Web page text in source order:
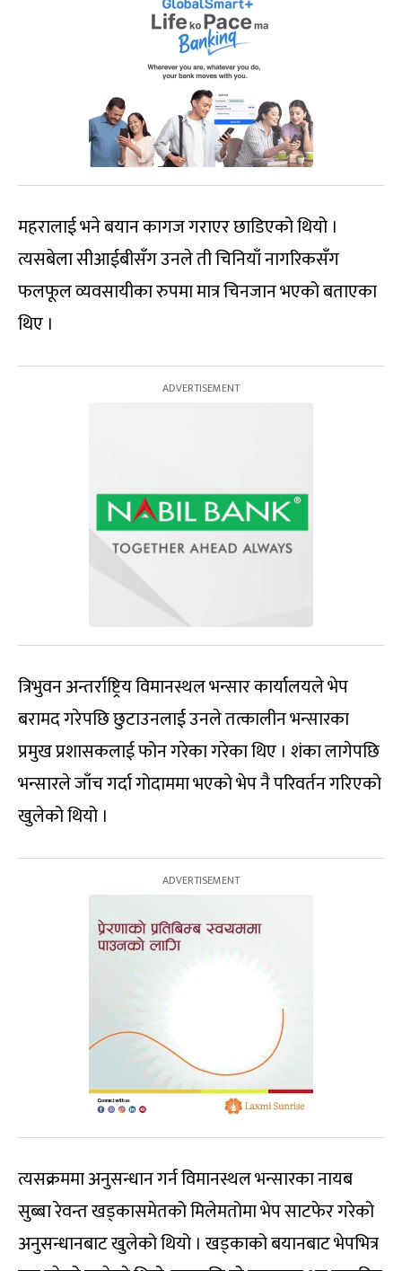
महरालाई भने बयान कागज गराएर छाडिएको थियो ।
त्यसबेला सीआईबीसँग उनले ती चिनियाँ नागरिकसँग
फलफूल व्यवसायीका रुपमा मात्र चिनजान भएको बताएका
थिए ।
त्रिभुवन अन्तर्राष्ट्रिय विमानस्थल भन्सार कार्यालयले भेप
बरामद गरेपछि छुटाउनलाई उनले तत्कालीन भन्सारका
प्रमुख प्रशासकलाई फोन गरेका गरेका थिए । शंका लागेपछि
भन्सारले जाँच गर्दा गोदाममा भएको भेप नै परिवर्तन गरिएको
खुलेको थियो ।
त्यसक्रममा अनुसन्धान गर्न विमानस्थल भन्सारका नायब
सुब्बा रेवन्त खड्कासमेतको मिलेमतोमा भेप साटफेर गरेको
अनुसन्धानबाट खुलेको थियो । खड्काको बयानबाट भेपभित्र